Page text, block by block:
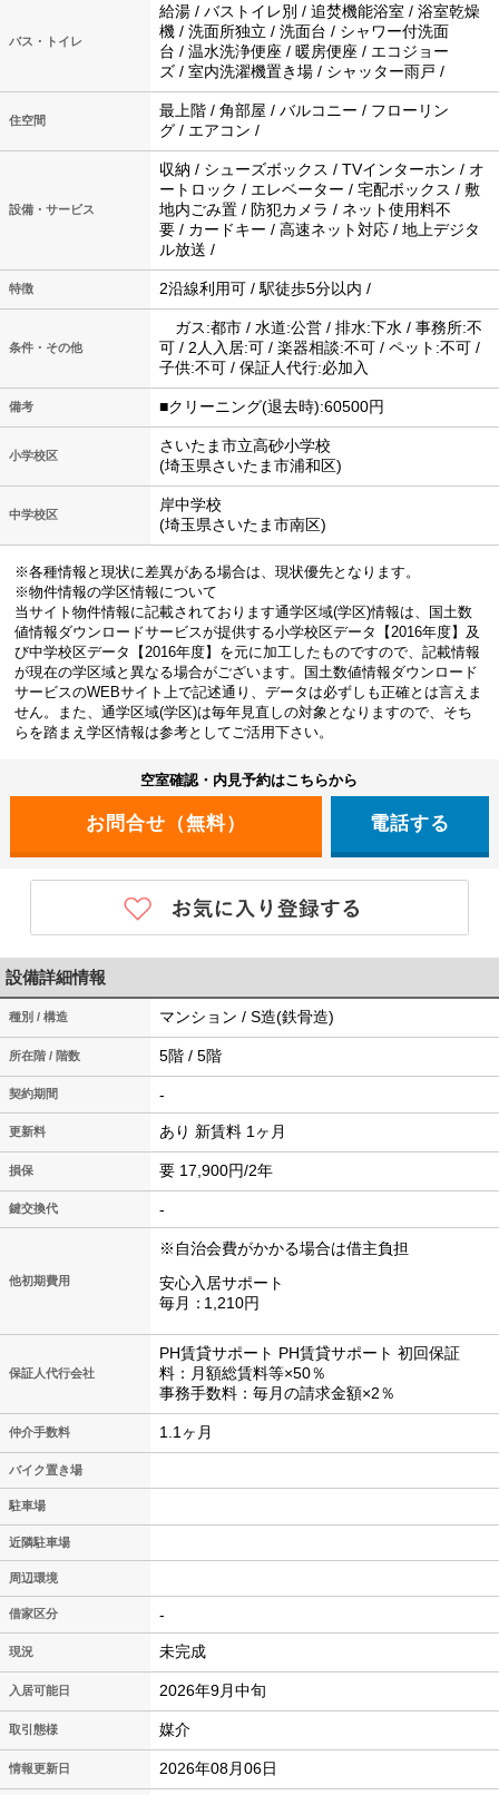
バス・トイレ
給湯 / バストイレ別 / 追焚機能浴室 / 浴室乾燥
機 / 洗面所独立 / 洗面台 / シャワー付洗面
台 / 温水洗浄便座 / 暖房便座 / エコジョー
ズ / 室内洗濯機置き場 / シャッター雨戸 /
住空間
最上階 / 角部屋 / バルコニー / フローリン
グ / エアコン /
設備・サービス
収納 / シューズボックス / TVインターホン / オ
ートロック / エレベーター / 宅配ボックス / 敷
地内ごみ置 / 防犯カメラ / ネット使用料不
要 / カードキー / 高速ネット対応 / 地上デジタ
ル放送 /
特徴 2沿線利用可 / 駅徒歩5分以内 /
条件・その他
ガス:都市 / 水道:公営 / 排水:下水 / 事務所:不
可 / 2人入居:可 / 楽器相談:不可 / ペット:不可 /
子供:不可 / 保証人代行:必加入
備考 ■クリーニング(退去時):60500円
小学校区
さいたま市立高砂小学校
(埼玉県さいたま市浦和区)
中学校区
岸中学校
(埼玉県さいたま市南区)
※各種情報と現状に差異がある場合は、現状優先となります。
※物件情報の学区情報について
当サイト物件情報に記載されております通学区域(学区)情報は、国土数
値情報ダウンロードサービスが提供する小学校区データ【2016年度】及
び中学校区データ【2016年度】を元に加工したものですので、記載情報
が現在の学区域と異なる場合がございます。国土数値情報ダウンロード
サービスのWEBサイト上で記述通り、データは必ずしも正確とは言えま
せん。また、通学区域(学区)は毎年見直しの対象となりますので、そち
らを踏まえ学区情報は参考としてご活用下さい。
空室確認・内見予約はこちらから
電話する
設備詳細情報
種別 / 構造 マンション / S造(鉄骨造)
所在階 / 階数 5階 / 5階
契約期間 -
更新料 あり 新賃料 1ヶ月
損保 要 17,900円/2年
鍵交換代 -
他初期費用
※自治会費がかかる場合は借主負担
安心入居サポート
毎月
1,210円
保証人代行会社
PH賃貸サポート PH賃貸サポート 初回保証
料：月額総賃料等×50％
事務手数料：毎月の請求金額×2％
仲介手数料 1.1ヶ月
バイク置き場
駐車場
近隣駐車場
周辺環境
借家区分 -
現況 未完成
入居可能日 2026年9月中旬
取引態様 媒介
情報更新日 2026年08月06日